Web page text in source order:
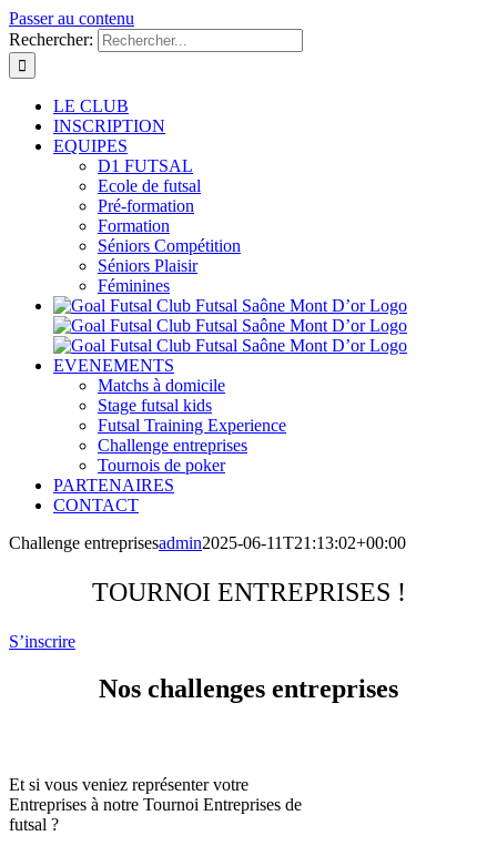
Passer au contenu
Rechercher:
LE CLUB
INSCRIPTION
EQUIPES
D1 FUTSAL
Ecole de futsal
Pré-formation
Formation
Séniors Compétition
Séniors Plaisir
Féminines
EVENEMENTS
Matchs à domicile
Stage futsal kids
Futsal Training Experience
Challenge entreprises
Tournois de poker
PARTENAIRES
CONTACT
Challenge entreprisesadmin2025-06-11T21:13:02+00:00
TOURNOI ENTREPRISES !
S’inscrire
Nos challenges entreprises
Et si vous veniez représenter votre
Entreprises à notre Tournoi Entreprises de
futsal ?